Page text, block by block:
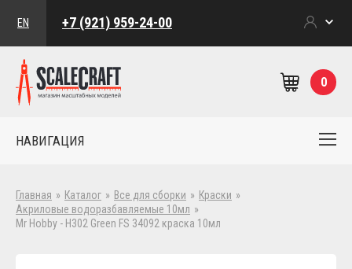
EN +7 (921) 959-24-00
0
НАВИГАЦИЯ
Главная » Каталог » Все для сборки » Краски »
Акриловые водоразбавляемые 10мл »
Mr Hobby - H302 Green FS 34092 краска 10мл